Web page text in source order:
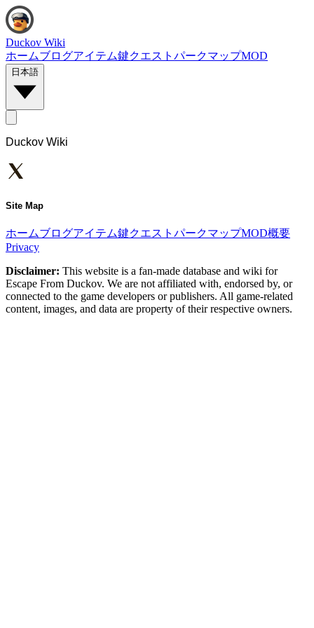
Duckov Wiki
ホームブログアイテム鍵クエスト パークマップMOD
日本語
Duckov Wiki
Site Map
ホームブログアイテム鍵クエスト パークマップMOD概要
Privacy
Disclaimer: This website is a fan-made database and wiki for
Escape From Duckov. We are not affiliated with, endorsed by, or
connected to the game developers or publishers. All game-related
content, images, and data are property of their respective owners.